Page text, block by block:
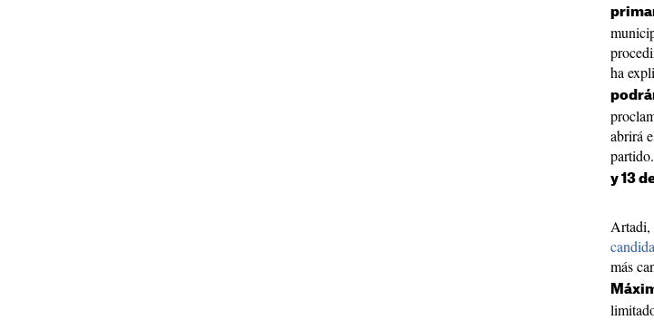
ha
abrirá
partido.
y 13
Artadi,
más